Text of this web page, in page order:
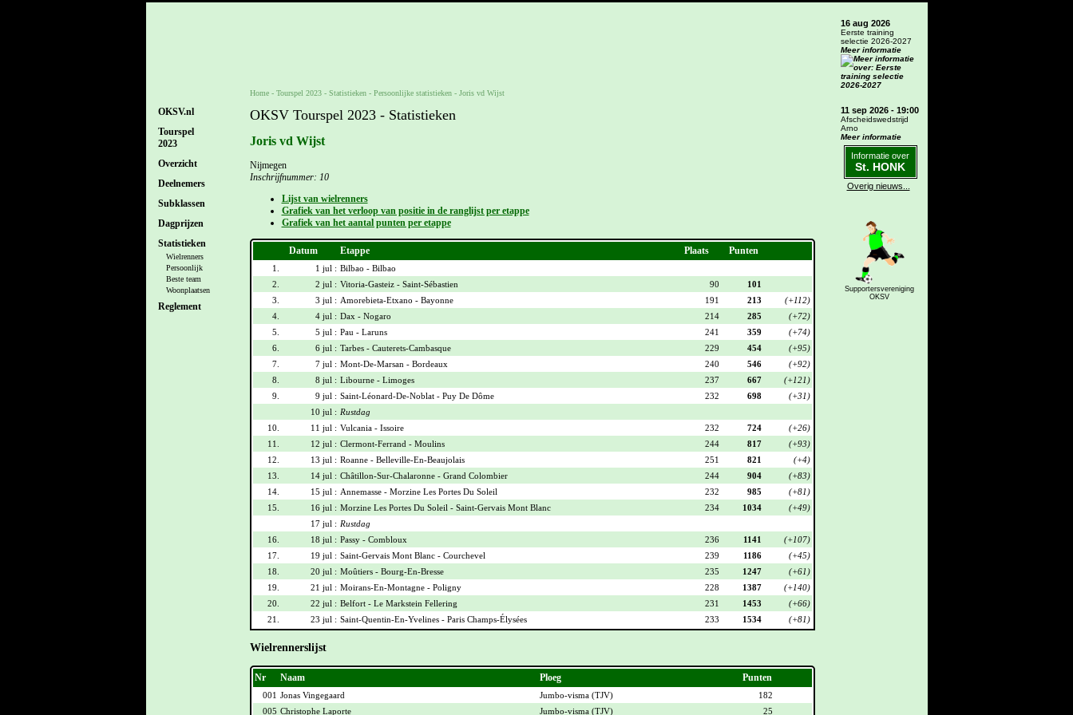
OKSV.nl
Tourspel
2023
Overzicht
Deelnemers
Subklassen
Dagprijzen
Statistieken
Wielrenners
Persoonlijk
Beste team
Woonplaatsen
Reglement
Home- Tourspel 2023- Statistieken - Persoonlijke statistieken- Joris vd Wijst
OKSV Tourspel 2023 - Statistieken
Joris vd Wijst
Nijmegen
Inschrijfnummer: 10
Lijst van wielrenners
Grafiek van het verloop van positie in de ranglijst per etappe
Grafiek van het aantal punten per etappe
Datum Etappe Plaats Punten
1. 1 jul : Bilbao - Bilbao
2.
2 jul : Vitoria-Gasteiz - Saint-Sébastien 90
101
3.
3 jul : Amorebieta-Etxano - Bayonne 191 213
(+112)
4.
4 jul : Dax - Nogaro 214 285
(+72)
5.
5 jul : Pau - Laruns 241 359
(+74)
6.
6 jul : Tarbes - Cauterets-Cambasque 229 454
(+95)
7.
7 jul : Mont-De-Marsan - Bordeaux 240 546
(+92)
8.
8 jul : Libourne - Limoges 237 667
(+121)
9.
9 jul : Saint-Léonard-De-Noblat - Puy De Dôme 232 698
(+31)
10 jul : Rustdag
10.
11 jul : Vulcania - Issoire 232 724
(+26)
11.
12 jul : Clermont-Ferrand - Moulins 244 817
(+93)
12.
13 jul : Roanne - Belleville-En-Beaujolais 251 821
(+4)
13.
14 jul : Châtillon-Sur-Chalaronne - Grand Colombier 244 904
(+83)
14.
15 jul : Annemasse - Morzine Les Portes Du Soleil 232 985
(+81)
15.
16 jul : Morzine Les Portes Du Soleil - Saint-Gervais Mont Blanc 234 1034
(+49)
17 jul : Rustdag
16.
18 jul : Passy - Combloux 236 1141
(+107)
17.
19 jul : Saint-Gervais Mont Blanc - Courchevel 239 1186
(+45)
18.
20 jul : Moûtiers - Bourg-En-Bresse 235 1247
(+61)
19.
21 jul : Moirans-En-Montagne - Poligny 228 1387
(+140)
20.
22 jul : Belfort - Le Markstein Fellering 231 1453
(+66)
21.
23 jul : Saint-Quentin-En-Yvelines - Paris Champs-Élysées 233 1534 (+81)
Wielrennerslijst
Nr Naam Ploeg Punten
001 Jonas Vingegaard Jumbo-visma (TJV)
182
005 Christophe Laporte Jumbo-visma (TJV) 25
16 aug 2026
Eerste training
selectie 2026-2027
Meer informatie
11 sep 2026 - 19:00
Afscheidswedstrijd
Arno
Meer informatie
Informatie over
St. HONK
Overig nieuws...
Supportersvereniging
OKSV